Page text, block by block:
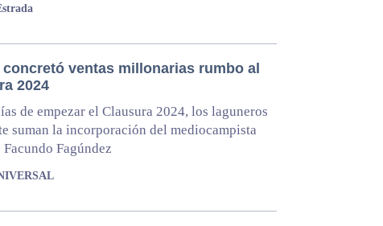
concretó ventas millonarias rumbo al
2024
de empezar el Clausura 2024, los laguneros
suman la incorporación del mediocampista
Fagúndez